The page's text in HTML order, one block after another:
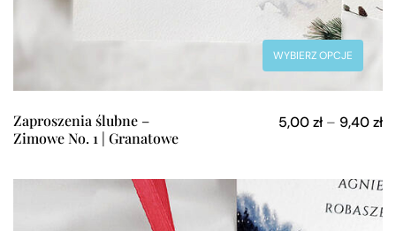
WYBIERZ OPCJE
Zaproszenia ślubne –
Zimowe No. 1 | Granatowe
5,00zł – 9,40zł